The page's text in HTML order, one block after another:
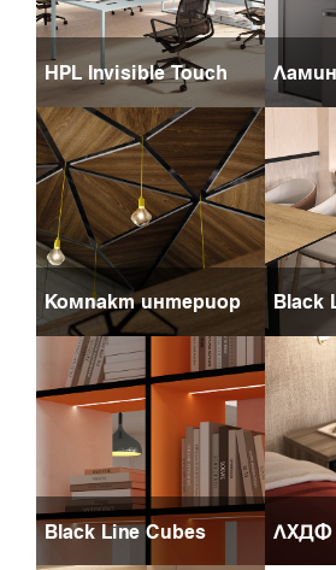
HPL Invisible Touch
Компакт интериор Black
Black Line Cubes ЛХДФ